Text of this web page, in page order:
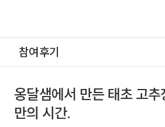
참여후기
옹달샘에서 만든 태초 고
만의 시간.